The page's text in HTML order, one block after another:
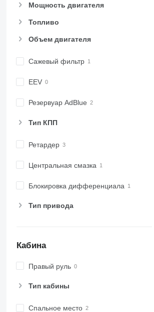
Мощность двигателя
Топливо
Объем двигателя
Сажевый фильтр
EEV
Резервуар AdBlue
Тип КПП
Ретардер
Центральная смазка
Блокировка дифференциала
Тип привода
Кабина
Правый руль
Тип кабины
Спальное место